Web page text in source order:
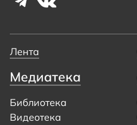
Лента
Медиатека
Библиотека
Видеотека